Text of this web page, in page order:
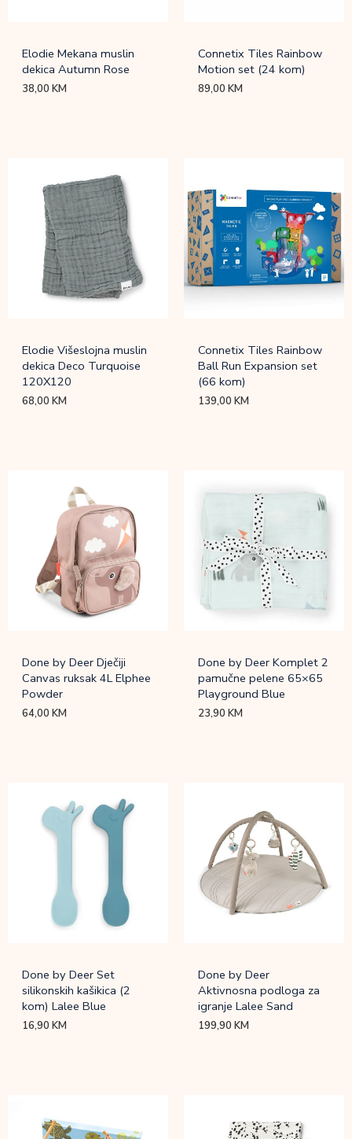
Elodie Mekana muslin
dekica Autumn Rose
38,00KM
Connetix Tiles Rainbow
Motion set (24 kom)
89,00KM
Elodie Višeslojna muslin
dekica Deco Turquoise
120X120
68,00KM
Connetix Tiles Rainbow
Ball Run Expansion set
(66 kom)
139,00KM
Done by Deer Dječiji
Canvas ruksak 4L Elphee
Powder
64,00KM
Done by Deer Komplet 2
pamučne pelene 65×65
Playground Blue
23,90KM
Done by Deer Set
silikonskih kašikica (2
kom) Lalee Blue
16,90KM
Done by Deer
Aktivnosna podloga za
igranje Lalee Sand
199,90KM